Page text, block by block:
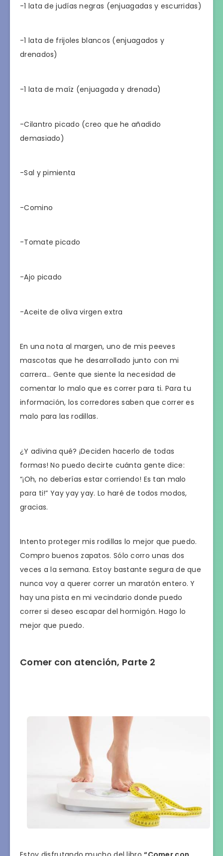
-1 lata de judías negras (enjuagadas y escurridas)
-1 lata de frijoles blancos (enjuagados y
drenados)
-1 lata de maíz (enjuagada y drenada)
-Cilantro picado (creo que he añadido
demasiado)
-Sal y pimienta
-Comino
-Tomate picado
-Ajo picado
-Aceite de oliva virgen extra
En una nota al margen, uno de mis peeves
mascotas que he desarrollado junto con mi
carrera… Gente que siente la necesidad de
comentar lo malo que es correr para ti. Para tu
información, los corredores saben que correr es
malo para las rodillas.
¿Y adivina qué? ¡Deciden hacerlo de todas
formas! No puedo decirte cuánta gente dice:
“¡Oh, no deberías estar corriendo! Es tan malo
para ti!” Yay yay yay. Lo haré de todos modos,
gracias.
Intento proteger mis rodillas lo mejor que puedo.
Compro buenos zapatos. Sólo corro unas dos
veces a la semana. Estoy bastante segura de que
nunca voy a querer correr un maratón entero. Y
hay una pista en mi vecindario donde puedo
correr si deseo escapar del hormigón. Hago lo
mejor que puedo.
Comer con atención, Parte 2